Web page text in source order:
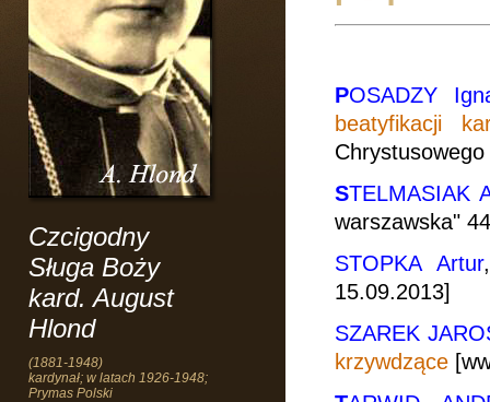
Czcigodny
Sługa Boży
kard. August
Hlond
(1881-1948)
kardynał; w latach 1926-1948;
Prymas Polski
POSADZY
beatyfikacji
STELMASIAK
warszawska"
STOPKA Artur
15.09.2013]
SZAREK
krzywdzące